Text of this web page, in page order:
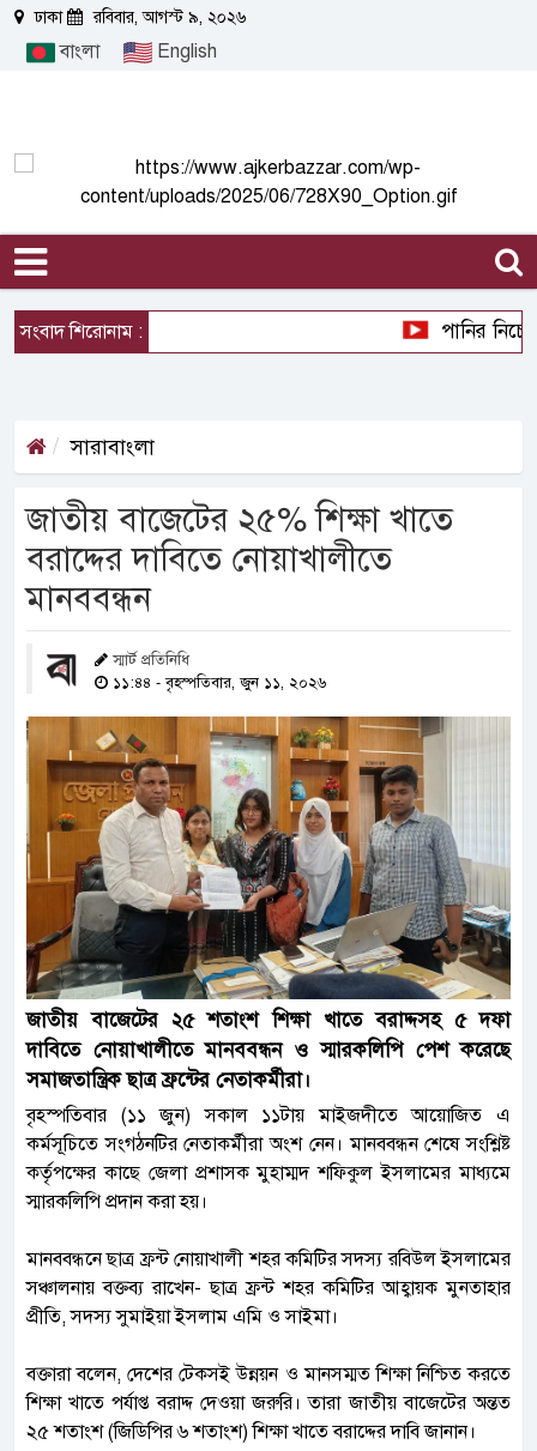
ঢাকা রবিবার, আগস্ট ৯, ২০২৬
বাংলা English
সংবাদ শিরোনাম : পানির নিচের
সারাবাংলা
জাতীয় বাজেটের ২৫% শিক্ষা খাতে
বরাদ্দের দাবিতে নোয়াখালীতে
মানববন্ধন
স্মার্ট প্রতিনিধি
১১:৪৪ - বৃহস্পতিবার, জুন ১১, ২০২৬
জাতীয় বাজেটের ২৫ শতাংশ শিক্ষা খাতে বরাদ্দসহ ৫ দফা
দাবিতে নোয়াখালীতে মানববন্ধন ও স্মারকলিপি পেশ করেছে
সমাজতান্ত্রিক ছাত্র ফ্রন্টের নেতাকর্মীরা।
বৃহস্পতিবার (১১ জুন) সকাল ১১টায় মাইজদীতে আয়োজিত এ
কর্মসূচিতে সংগঠনটির নেতাকর্মীরা অংশ নেন। মানববন্ধন শেষে সংশ্লিষ্ট
কর্তৃপক্ষের কাছে জেলা প্রশাসক মুহাম্মদ শফিকুল ইসলামের মাধ্যমে
স্মারকলিপি প্রদান করা হয়।
মানববন্ধনে ছাত্র ফ্রন্ট নোয়াখালী শহর কমিটির সদস্য রবিউল ইসলামের
সঞ্চালনায় বক্তব্য রাখেন- ছাত্র ফ্রন্ট শহর কমিটির আহ্বায়ক মুনতাহার
প্রীতি, সদস্য সুমাইয়া ইসলাম এমি ও সাইমা।
বক্তারা বলেন, দেশের টেকসই উন্নয়ন ও মানসম্মত শিক্ষা নিশ্চিত করতে
শিক্ষা খাতে পর্যাপ্ত বরাদ্দ দেওয়া জরুরি। তারা জাতীয় বাজেটের অন্তত
২৫ শতাংশ (জিডিপির ৬ শতাংশ) শিক্ষা খাতে বরাদ্দের দাবি জানান।